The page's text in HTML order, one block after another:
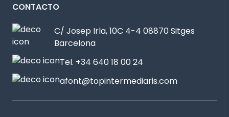
CONTACTO
C/ Josep Irla, 10C 4-4 08870 Sitges
Barcelona
Tel. +34 640 18 00 24
afont@topintermediaris.com